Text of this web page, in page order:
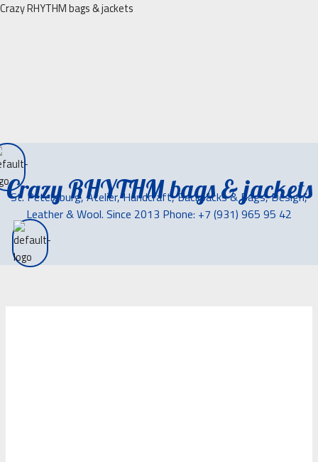
Перейти
Crazy RHYTHM bags & jackets
Crazy RHYTHM bags & jackets
St. Petersburg, Atelier, Handcraft, Backpacks & Bags, Design,
Leather & Wool. Since 2013 Phone: +7 (931) 965 95 42